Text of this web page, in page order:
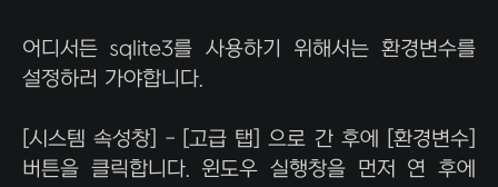
어디서든 sqlite3를 사용하기 위해서는 환경변수를
설정하러 가야합니다.
[시스템 속성창] - [고급 탭] 으로 간 후에 [환경변수]
버튼을 클릭합니다. 윈도우 실행창을 먼저 연 후에